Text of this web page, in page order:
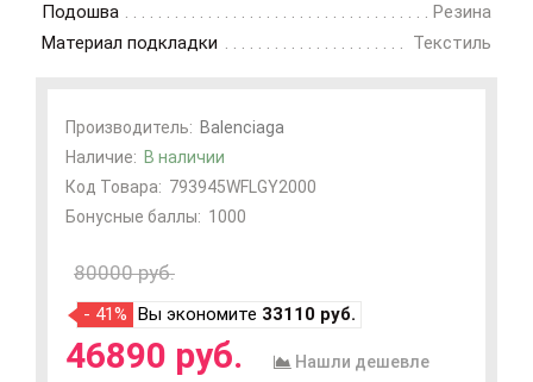
Подошва
Резина
Материал подкладки
Текстиль
Производитель: Balenciaga
Наличие: В наличии
Код Товара: 793945WFLGY2000
Бонусные баллы: 1000
80000 руб.
- 41% Вы экономите 33110 руб.
46890 руб. Нашли дешевле